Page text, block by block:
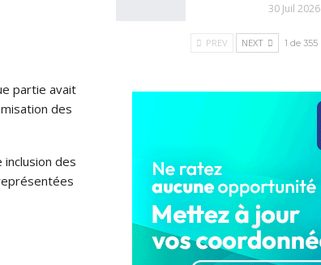
partie avait
des
des
30 Juil 2026
PREV NEXT 1 de 355